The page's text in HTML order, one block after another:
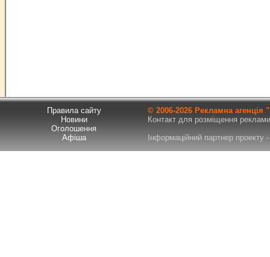
Правила сайту
Новини
Оголошення
Афіша
© 2006-2026 Рекламна
Контакт для розміщення
Інформаційний партнер проекту